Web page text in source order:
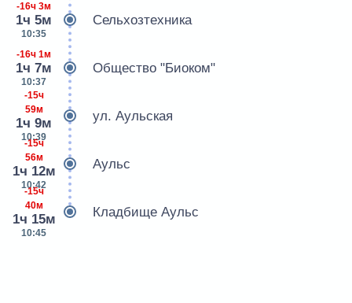
-16ч 3м
1ч 5м
10:35
Сельхозтехника
-16ч 1м
1ч 7м
10:37
Общество "Биоком"
-15ч
59м
1ч 9м
10:39
ул. Аульская
-15ч
56м
1ч 12м
10:42
Аульс
-15ч
40м
1ч 15м
10:45
Кладбище Аульс